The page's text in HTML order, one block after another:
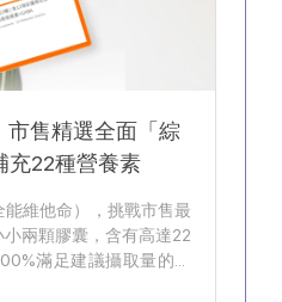
市售精選全面「綜
充22種營養素
維他命），挑戰市售最
兩顆膠囊，含有高達22
滿足建議攝取量的維
、芝麻素、睡眠GABA